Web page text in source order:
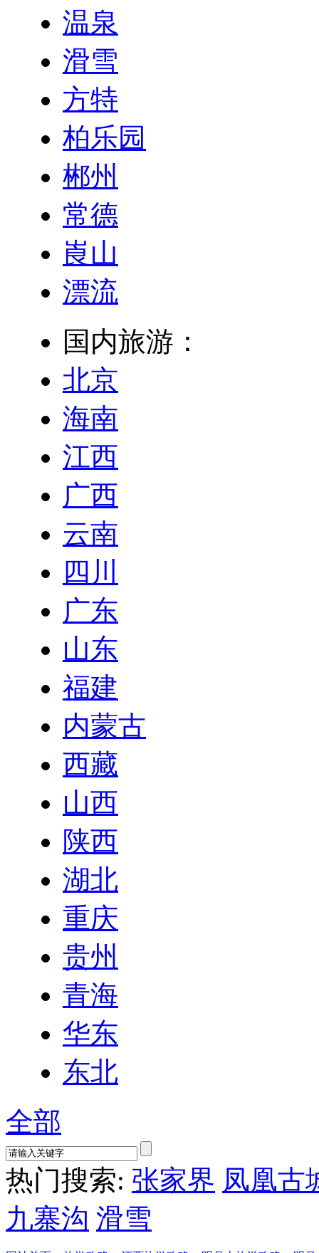
温泉
滑雪
方特
柏乐园
郴州
常德
崀山
漂流
国内旅游：
北京
海南
江西
广西
云南
四川
广东
山东
福建
内蒙古
西藏
山西
陕西
湖北
重庆
贵州
青海
华东
东北
全部
热门搜索: 张家界 凤凰古
九寨沟 滑雪